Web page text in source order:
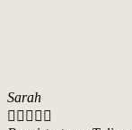
Sarah
    